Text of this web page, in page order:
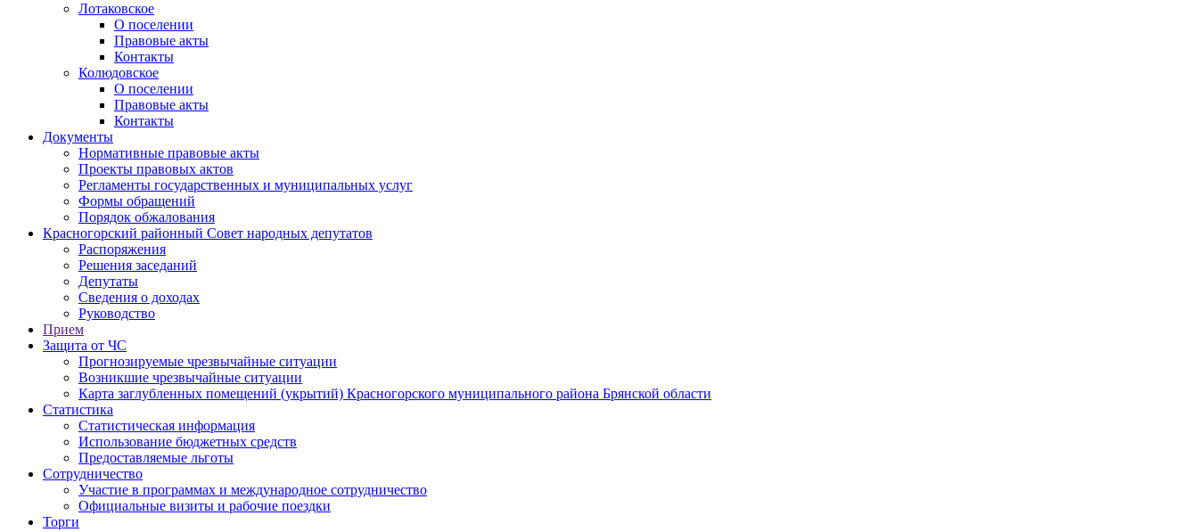
Лотаковское
О поселении
Правовые акты
Контакты
Колюдовское
О поселении
Правовые акты
Контакты
Документы
Нормативные правовые акты
Проекты правовых актов
Регламенты государственных и муниципальных услуг
Формы обращений
Порядок обжалования
Красногорский районный Совет народных депутатов
Распоряжения
Решения заседаний
Депутаты
Сведения о доходах
Руководство
Прием
Защита от ЧС
Прогнозируемые чрезвычайные ситуации
Возникшие чрезвычайные ситуации
Карта заглубленных помещений (укрытий) Красногорского муниципального района Брянской области
Статистика
Статистическая информация
Использование бюджетных средств
Предоставляемые льготы
Сотрудничество
Участие в программах и международное сотрудничество
Официальные визиты и рабочие поездки
Торги